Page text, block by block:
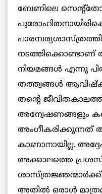
ബേണിലെ
നടത്തിക്കൊണ്ടാണ്
നിയമങ്ങള്‍ എന്നു
തത്ത്വങ്ങള്‍
തന്റെ
അന്വേഷണങ്ങളും
അംഗീകരിക്കുന്നത്
കാണാനായില്ല.
അക്കാലത്തെ
അതില്‍ ഒരാള്‍